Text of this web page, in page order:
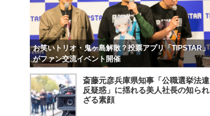
お笑いトリオ・鬼ヶ島解散？投票アプリ「TIPSTAR」
がファン交流イベント開催
斎藤元彦兵庫県知事「公職選挙法違
反疑惑」に揺れる美人社長の知られ
ざる素顔